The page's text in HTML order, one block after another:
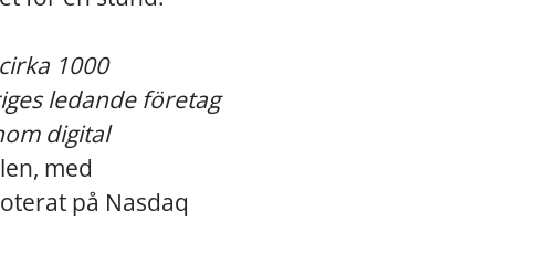
1000
ledande företag
digital
med
på Nasdaq